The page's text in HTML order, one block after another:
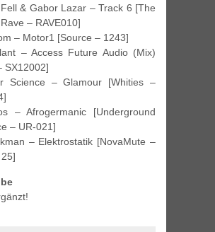
& Gabor Lazar – Track 6 [The
– RAVE010]
– Motor1 [Source – 1243]
– Access Future Audio (Mix)
SX12002]
Science – Glamour [Whities –
– Afrogermanic [Underground
– UR-021]
– Elektrostatik [NovaMute –